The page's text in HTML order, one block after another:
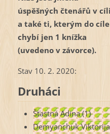
úspěšných čtenářů v cíli
a také ti, kterým do cíle
chybí jen 1 knížka
(uvedeno v závorce).
Stav 10. 2. 2020:
Druháci
Šťastná Adina (1)
Demyanchuk Viktorija